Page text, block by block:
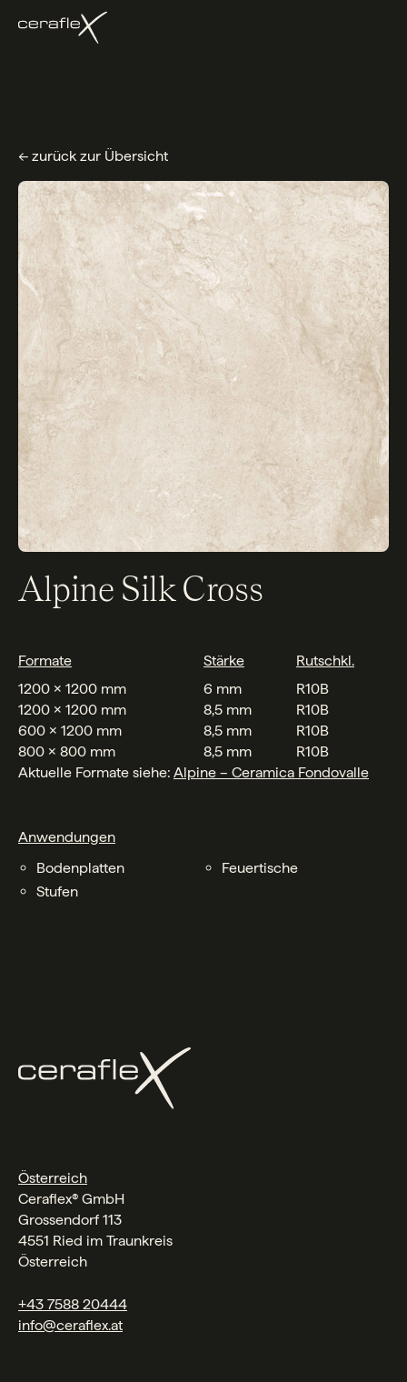
← zurück zur Übersicht
Alpine Silk Cross
Formate Stärke
Rutschkl.
1200 x 1200 mm
6 mm
R10B
1200 x 1200 mm
8,5 mm
R10B
600 x 1200 mm
8,5 mm
R10B
800 x 800 mm
8,5 mm
R10B
Aktuelle Formate siehe: Alpine – Ceramica Fondovalle
Anwendungen
Bodenplatten
Feuertische
Stufen
Österreich
Ceraflex® GmbH
Grossendorf 113
4551 Ried im Traunkreis
Österreich
+43 7588 20444
info@ceraflex.at